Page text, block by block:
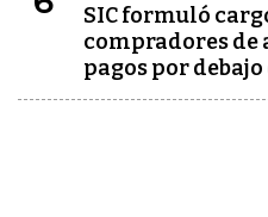
SIC formuló
compradores de
pagos por